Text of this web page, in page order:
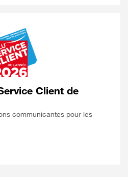
Client de
communicantes pour les